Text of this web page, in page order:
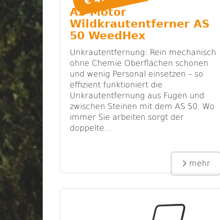
AS Motor
Wildkrautentferner AS
50 WeedHex
Unkrautentfernung: Rein mechanisch
ohne Chemie Oberflächen schonen
und wenig Personal einsetzen – so
effizient funktioniert die
Unkrautentfernung aus Fugen und
zwischen Steinen mit dem AS 50. Wo
immer Sie arbeiten sorgt der
doppelte...
mehr